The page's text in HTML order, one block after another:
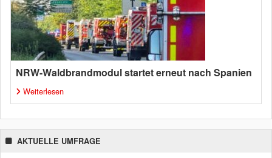
NRW-Waldbrandmodul startet erneut nach Spanien
Weiterlesen
AKTUELLE UMFRAGE